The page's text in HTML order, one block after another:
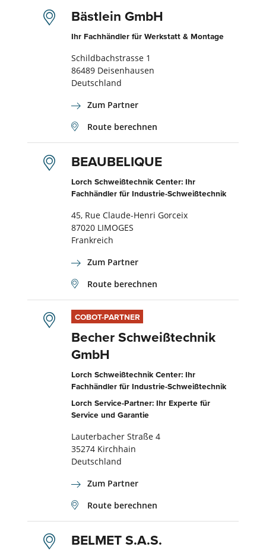
Bästlein GmbH
Ihr Fachhändler für Werkstatt & Montage
Schildbachstrasse 1
86489 Deisenhausen
Deutschland
Zum Partner
Route berechnen
BEAUBELIQUE
Lorch Schweißtechnik Center: Ihr
Fachhändler für Industrie-Schweißtechnik
45, Rue Claude-Henri Gorceix
87020 LIMOGES
Frankreich
Zum Partner
Route berechnen
COBOT-PARTNER
Becher Schweißtechnik
GmbH
Lorch Schweißtechnik Center: Ihr
Fachhändler für Industrie-Schweißtechnik
Lorch Service-Partner: Ihr Experte für
Service und Garantie
Lauterbacher Straße 4
35274 Kirchhain
Deutschland
Zum Partner
Route berechnen
BELMET S.A.S.